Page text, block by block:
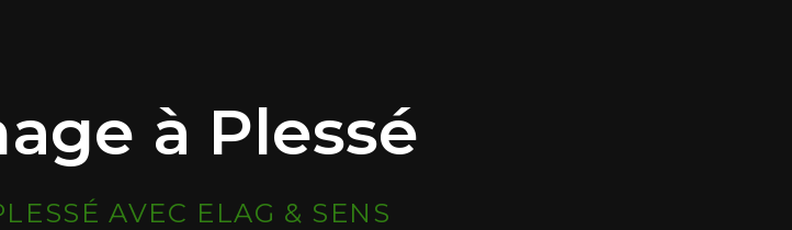
à Plessé
AVEC ELAG & SENS